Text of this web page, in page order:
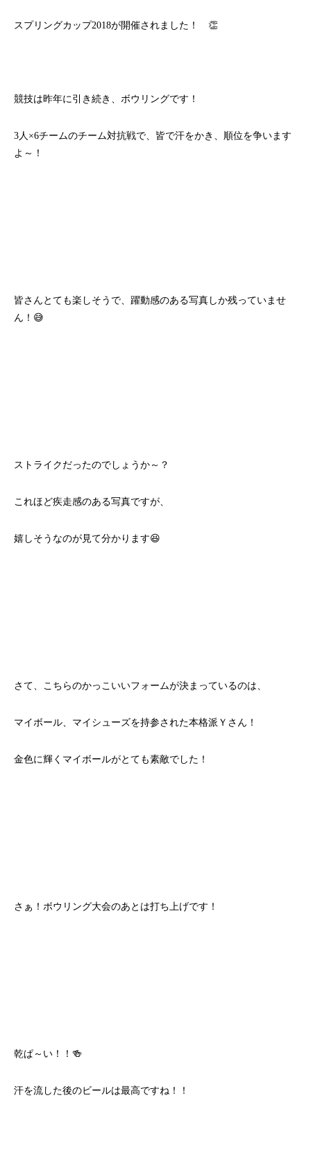
スプリングカップ2018が開催されました！ 👏
競技は昨年に引き続き、ボウリングです！
3人×6チームのチーム対抗戦で、皆で汗をかき、順位を争います
よ～！
皆さんとても楽しそうで、躍動感のある写真しか残っていませ
ん！😅
ストライクだったのでしょうか～？
これほど疾走感のある写真ですが、
嬉しそうなのが見て分かります😆
さて、こちらのかっこいいフォームが決まっているのは、
マイボール、マイシューズを持参された本格派Ｙさん！
金色に輝くマイボールがとても素敵でした！
さぁ！ボウリング大会のあとは打ち上げです！
乾ぱ～い！！🍻
汗を流した後のビールは最高ですね！！